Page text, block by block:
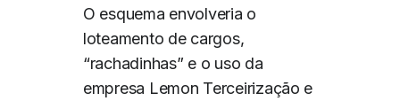
O esquema envolveria o
loteamento de cargos,
“rachadinhas” e o uso da
empresa Lemon Terceirização e